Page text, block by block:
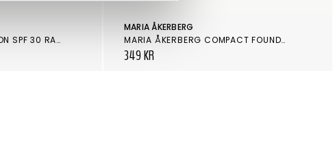
JANE IREDALE SKINTUITION SPF 30 RADIANCE BOOSTING LIQUID FOUNDATION 38 LIGHT MEDIUM
MARIA ÅKERBERG
MARIA ÅKERBERG COMPACT FOUNDATION
349 KR